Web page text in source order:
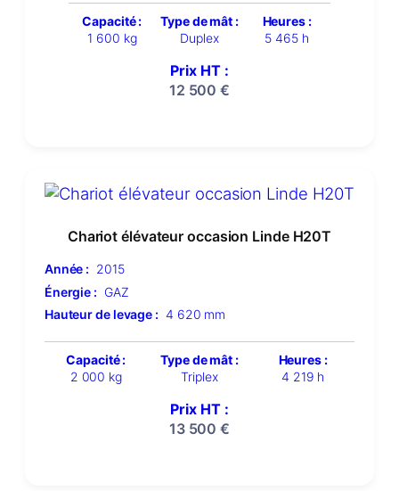
Capacité :
1 600 kg
Type de mât :
Duplex
Heures :
5 465 h
Prix HT :
12 500€
Chariot élévateur occasion Linde H20T
Année : 2015
Énergie : GAZ
Hauteur de levage : 4 620 mm
Capacité :
2 000 kg
Type de mât :
Triplex
Heures :
4 219 h
Prix HT :
13 500€